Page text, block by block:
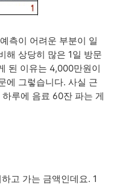
측이 어려운 부분이 일
해 상당히 많은 1일 방문
된 이유는 4,000만원이
에 그렇습니다. 사실 근
루에 음료 60잔 파는 게
고 가는 금액인데요. 1